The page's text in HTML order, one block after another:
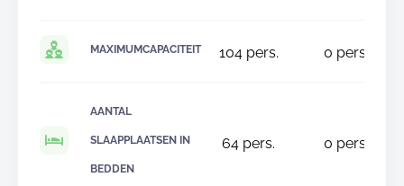
MAXIMUMCAPACITEIT 104pers. 0 pers.
AANTAL
SLAAPPLAATSEN IN
BEDDEN
64 pers. 0 pers.